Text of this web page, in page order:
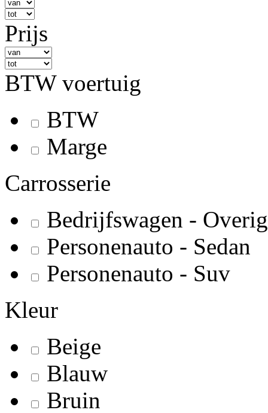
Prijs
BTW voertuig
BTW
Marge
Carrosserie
Bedrijfswagen - Overig
Personenauto - Sedan
Personenauto - Suv
Kleur
Beige
Blauw
Bruin